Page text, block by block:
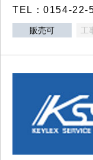
TEL：0154-22-
販売可 工